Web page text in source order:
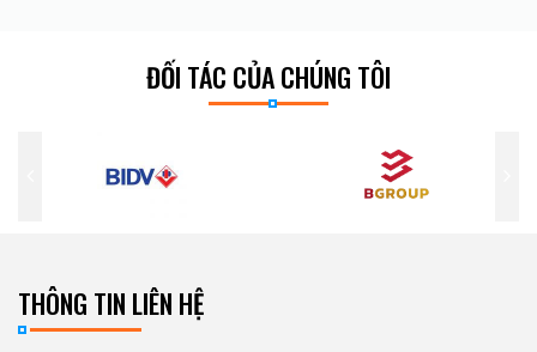
ĐỐI TÁC CỦA CHÚNG TÔI
THÔNG TIN LIÊN HỆ